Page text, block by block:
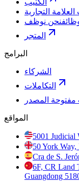
الكتيب
التجارية
المتجر
البرامج
الشركاء
التكاملات
مفتوحة المصدر
المواقع
5001 Judicial
50 York
Cra de S.
6F, CR Land
Guangdong